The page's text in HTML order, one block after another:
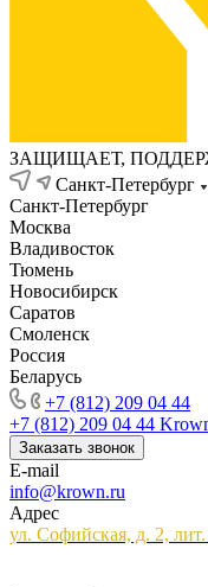
ЗАЩИЩАЕТ,
Санкт-Петербург
Санкт-Петербург
Москва
Владивосток
Тюмень
Новосибирск
Саратов
Смоленск
Россия
Беларусь
+7 (812) 209 04 44
+7 (812) 209 04 44
Заказать звонок
E-mail
info@krown.ru
Адрес
ул. Софийская, д. 2,